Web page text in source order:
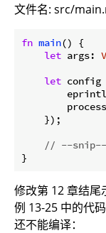
文件名: src/
fn main() {
let args:
let config
    });
// --snip--
}
修改第 12 章结尾
例 13-25 中的代
还不能编译：